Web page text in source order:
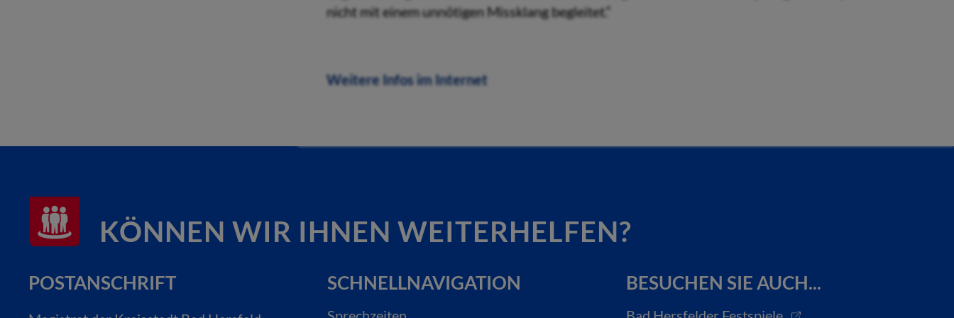
nicht mit einem unnötigen Missklang begleitet.“
Weitere Infos im Internet
KÖNNEN WIR IHNEN WEITERHELFEN?
POSTANSCHRIFT SCHNELLNAVIGATION BESUCHEN SIE AUCH...